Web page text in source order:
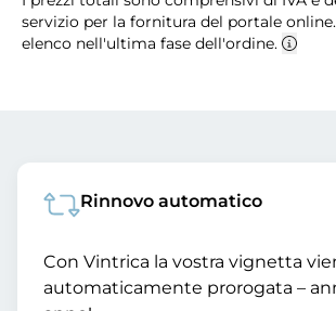
servizio per la fornitura del portale
elenco nell'ultima fase dell'ordine.
Rinnovo automatico
Con Vintrica la vostra vignetta
automaticamente prorogata –